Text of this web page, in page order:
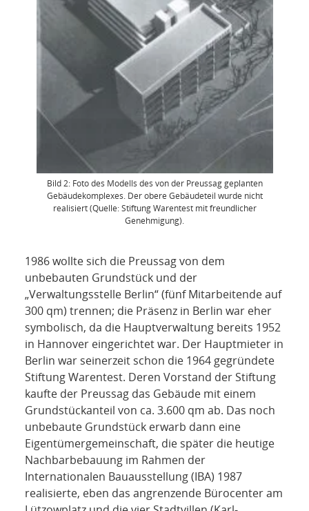
Bild 2: Foto des Modells des von der Preussag geplanten
Gebäudekomplexes. Der obere Gebäudeteil wurde nicht
realisiert (Quelle: Stiftung Warentest mit freundlicher
Genehmigung).
1986 wollte sich die Preussag von dem
unbebauten Grundstück und der
„Verwaltungsstelle Berlin“ (fünf Mitarbeitende auf
300 qm) trennen; die Präsenz in Berlin war eher
symbolisch, da die Hauptverwaltung bereits 1952
in Hannover eingerichtet war. Der Hauptmieter in
Berlin war seinerzeit schon die 1964 gegründete
Stiftung Warentest. Deren Vorstand der Stiftung
kaufte der Preussag das Gebäude mit einem
Grundstückanteil von ca. 3.600 qm ab. Das noch
unbebaute Grundstück erwarb dann eine
Eigentümergemeinschaft, die später die heutige
Nachbarbebauung im Rahmen der
Internationalen Bauausstellung (IBA) 1987
realisierte, eben das angrenzende Bürocenter am